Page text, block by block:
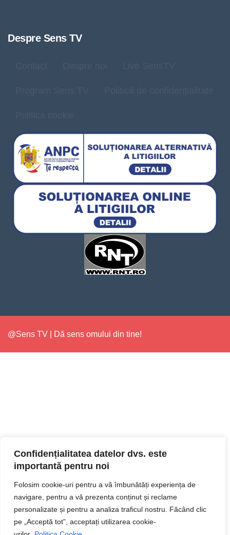
Confidențialitatea datelor dvs. este
importantă pentru noi
Folosim cookie-uri pentru a vă îmbunătăți experiența de
navigare, pentru a vă prezenta conținut și reclame
personalizate și pentru a analiza traficul nostru. Făcând clic
pe „Acceptă tot”, acceptați utilizarea cookie-
Despre Sens TV
@Sens TV | Dă sens omului din tine!